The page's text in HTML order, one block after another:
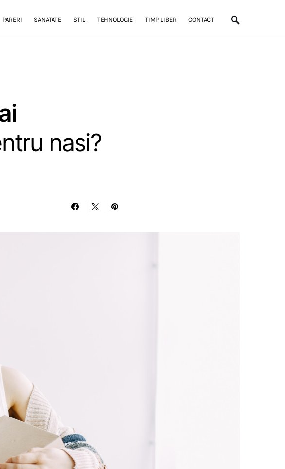
PARERI SANATATE STIL TEHNOLOGIE TIMP LIBER CONTACT
nasi?